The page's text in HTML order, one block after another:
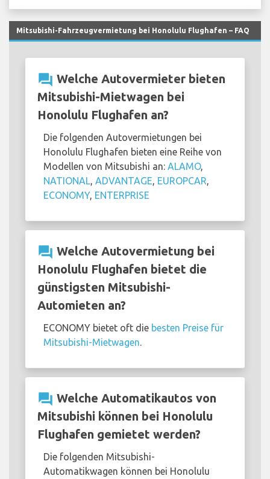
Mitsubishi-Fahrzeugvermietung bei Honolulu Flughafen – FAQ
question_answer Welche Autovermieter bieten
Mitsubishi-Mietwagen bei
Honolulu Flughafen an?
Die folgenden Autovermietungen bei
Honolulu Flughafen bieten eine Reihe von
Modellen von Mitsubishi an: ALAMO,
NATIONAL, ADVANTAGE, EUROPCAR,
ECONOMY, ENTERPRISE
question_answer Welche Autovermietung bei
Honolulu Flughafen bietet die
günstigsten Mitsubishi-
Automieten an?
ECONOMY bietet oft die besten Preise für
Mitsubishi-Mietwagen.
question_answer Welche Automatikautos von
Mitsubishi können bei Honolulu
Flughafen gemietet werden?
Die folgenden Mitsubishi-
Automatikwagen können bei Honolulu